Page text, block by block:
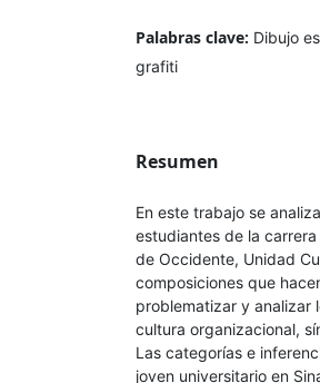
Palabras clave: Dibujo
grafiti
Resumen
En este trabajo se
estudiantes de la
de Occidente, Unidad
composiciones que
problematizar y analizar
cultura organizacional,
Las categorías e
joven universitario en